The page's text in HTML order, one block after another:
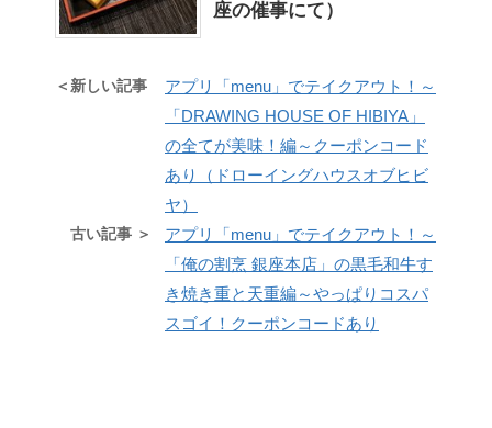
座の催事にて）
＜新しい記事
アプリ「menu」でテイクアウト！～
「DRAWING HOUSE OF HIBIYA」
の全てが美味！編～クーポンコード
あり（ドローイングハウスオブヒビ
ヤ）
古い記事 ＞
アプリ「menu」でテイクアウト！～
「俺の割烹 銀座本店」の黒毛和牛す
き焼き重と天重編～やっぱりコスパ
スゴイ！クーポンコードあり